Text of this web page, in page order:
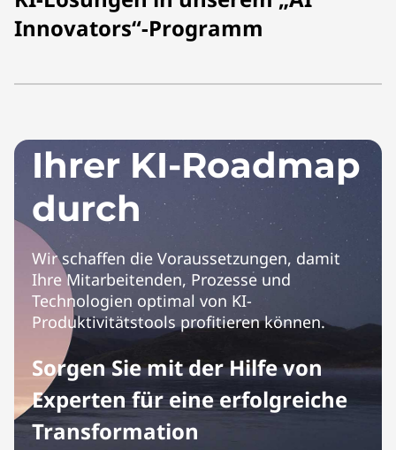
Innovators“-Programm
Ihrer KI-Roadmap
durch
Wir schaffen die Voraussetzungen, damit
Ihre Mitarbeitenden, Prozesse und
Technologien optimal von KI-
Produktivitätstools profitieren können.
Sorgen Sie mit der Hilfe von
Experten für eine erfolgreiche
Transformation